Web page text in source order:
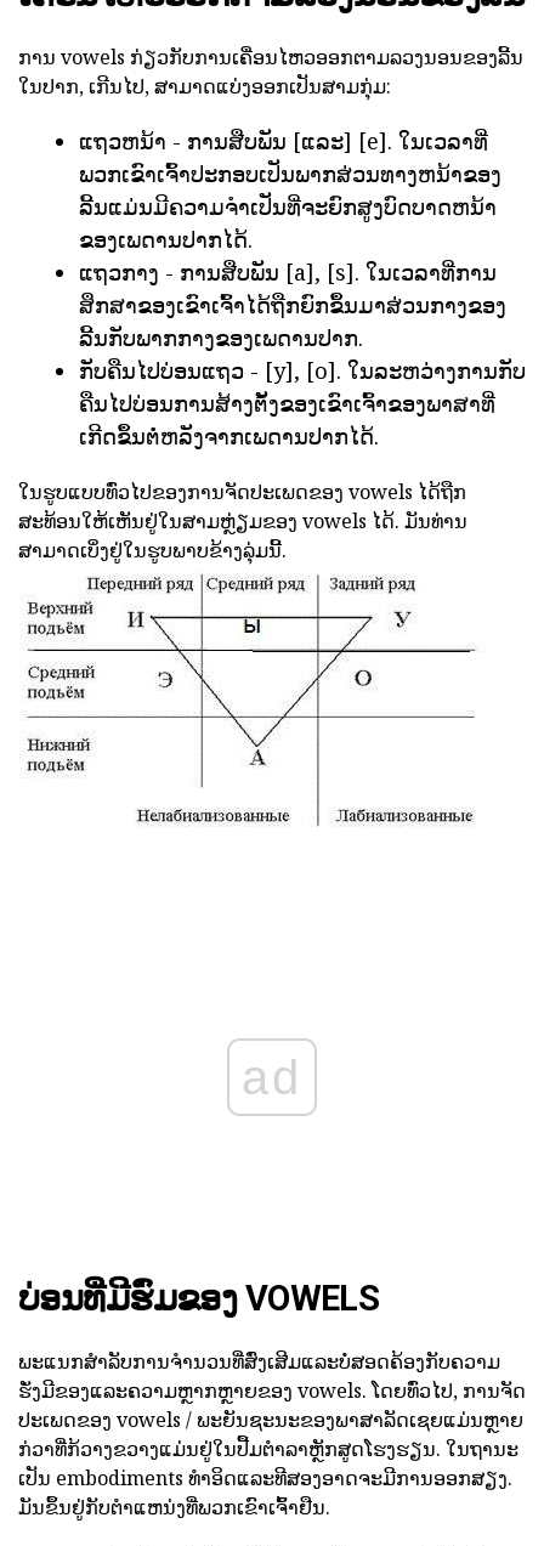
ການ vowels ກ່ຽວກັບການເຄື່ອນໄຫວອອກຕາມລວງນອນຂອງລີ້ນ
ໃນປາກ, ເກີນໄປ, ສາມາດແບ່ງອອກເປັນສາມກຸ່ມ:
ແຖວຫນ້າ - ການສືບພັນ [ແລະ] [e]. ໃນເວລາທີ່
ພວກເຂົາເຈົ້າປະກອບເປັນພາກສ່ວນທາງຫນ້າຂອງ
ລີ້ນແມ່ນມີຄວາມຈໍາເປັນທີ່ຈະຍົກສູງບົດບາດຫນ້າ
ຂອງເພດານປາກໄດ້.
ແຖວກາງ - ການສືບພັນ [a], [s]. ໃນເວລາທີ່ການ
ສຶກສາຂອງເຂົາເຈົ້າໄດ້ຖືກຍົກຂຶ້ນມາສ່ວນກາງຂອງ
ລີ້ນກັບພາກກາງຂອງເພດານປາກ.
ກັບຄືນໄປບ່ອນແຖວ - [y], [o]. ໃນລະຫວ່າງການກັບ
ຄືນໄປບ່ອນການສ້າງຕັ້ງຂອງເຂົາເຈົ້າຂອງພາສາທີ່
ເກີດຂຶ້ນຕໍ່ຫລັງຈາກເພດານປາກໄດ້.
ໃນຮູບແບບທົ່ວໄປຂອງການຈັດປະເພດຂອງ vowels ໄດ້ຖືກ
ສະທ້ອນໃຫ້ເຫັນຢູ່ໃນສາມຫຼ່ຽມຂອງ vowels ໄດ້. ມັນທ່ານ
ສາມາດເບິ່ງຢູ່ໃນຮູບພາບຂ້າງລຸ່ມນີ້.
ad
ບ່ອນທີ່ມີຮົ່ມຂອງ VOWELS
ພະແນກສໍາລັບການຈໍານວນທີ່ສົ່ງເສີມແລະບໍ່ສອດຄ້ອງກັບຄວາມ
ຮັ່ງມີຂອງແລະຄວາມຫຼາກຫຼາຍຂອງ vowels. ໂດຍທົ່ວໄປ, ການຈັດ
ປະເພດຂອງ vowels / ພະຍັນຊະນະຂອງພາສາລັດເຊຍແມ່ນຫຼາຍ
ກ່ວາທີ່ກ້ວາງຂວາງແມ່ນຢູ່ໃນປື້ມຕໍາລາຫຼັກສູດໂຮງຮຽນ. ໃນຖານະ
ເປັນ embodiments ທໍາອິດແລະທີສອງອາດຈະມີການອອກສຽງ.
ມັນຂຶ້ນຢູ່ກັບຕໍາແຫນ່ງທີ່ພວກເຂົາເຈົ້າຢືນ.